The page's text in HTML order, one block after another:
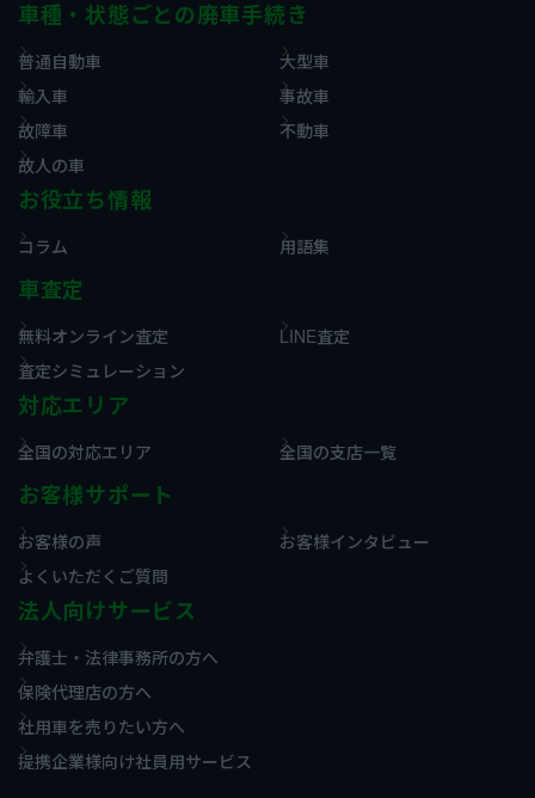
車種・状態ごとの廃車手続き
普通自動車
大型車
輸入車
事故車
故障車
不動車
故人の車
お役立ち情報
コラム 用語集
車査定
無料オンライン査定
LINE査定
査定シミュレーション
対応エリア
全国の対応エリア 全国の支店一覧
お客様サポート
お客様の声
お客様インタビュー
よくいただくご質問
法人向けサービス
弁護士・法律事務所の方へ
保険代理店の方へ
社用車を売りたい方へ
提携企業様向け社員用サービス